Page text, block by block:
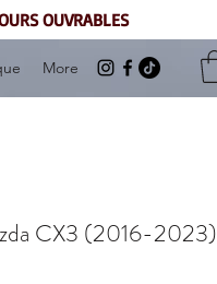
OUVRABLES
More
CX3 (2016-2023)